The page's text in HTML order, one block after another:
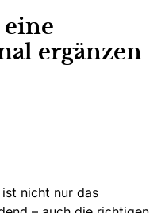
eine
ergänzen
nicht nur das